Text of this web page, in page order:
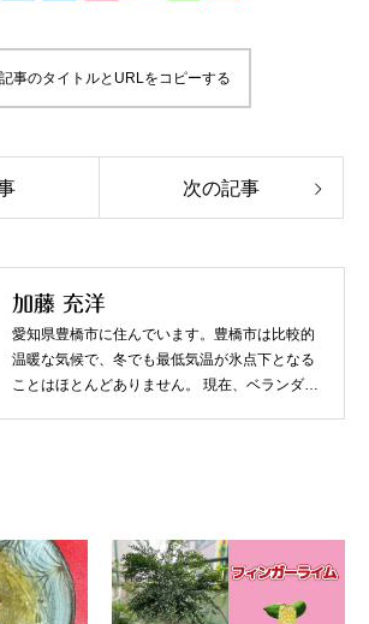
事のタイトルとURLをコピーする
次の記事
加藤 充洋
愛知県豊橋市に住んでいます。豊橋市は比較的
温暖な気候で、冬でも最低気温が氷点下となる
ことはほとんどありません。 現在、ベランダで